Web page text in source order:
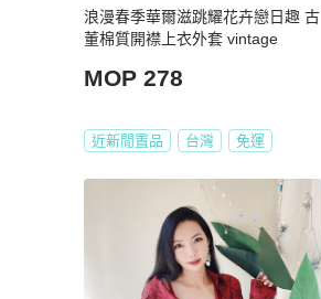
浪漫春季華爾滋跳耀花卉戀日趣 古
董棉質開襟上衣外套 vintage
MOP 278
近新閒置品 台灣 免運